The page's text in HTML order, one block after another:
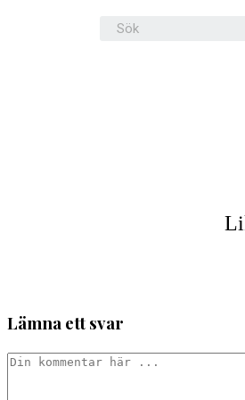
Lämna ett svar